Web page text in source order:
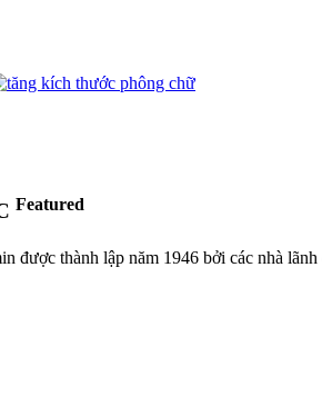
Featured
thành lập năm 1946 bởi các nhà